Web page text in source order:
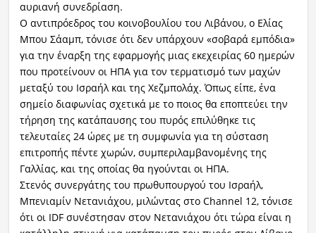
αυριανή συνεδρίαση.
Ο αντιπρόεδρος του κοινοβουλίου του Λιβάνου, ο Ελίας
Μπου Σάαμπ, τόνισε ότι δεν υπάρχουν «σοβαρά εμπόδια»
για την έναρξη της εφαρμογής μιας εκεχειρίας 60 ημερών
που προτείνουν οι ΗΠΑ για τον τερματισμό των μαχών
μεταξύ του Ισραήλ και της Χεζμπολάχ. Όπως είπε, ένα
σημείο διαφωνίας σχετικά με το ποιος θα εποπτεύει την
τήρηση της κατάπαυσης του πυρός επιλύθηκε τις
τελευταίες 24 ώρες με τη συμφωνία για τη σύσταση
επιτροπής πέντε χωρών, συμπεριλαμβανομένης της
Γαλλίας, και της οποίας θα ηγούνται οι ΗΠΑ.
Στενός συνεργάτης του πρωθυπουργού του Ισραήλ,
Μπενιαμίν Νετανιάχου, μιλώντας στο Channel 12, τόνισε
ότι οι IDF συνέστησαν στον Νετανιάχου ότι τώρα είναι η